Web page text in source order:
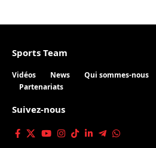
Sports Team
Vidéos News Qui sommes-nous
Partenariats
Suivez-nous